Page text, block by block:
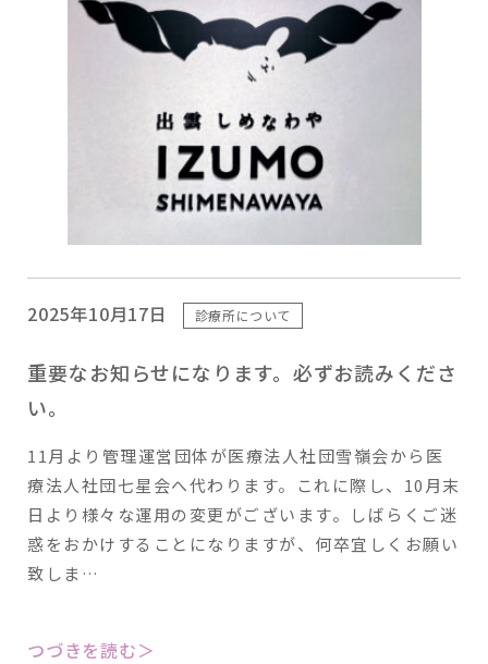
2025年10月17日 診療所について
重要なお知らせになります。必ずお読みくださ
い。
11月より管理運営団体が医療法人社団雪嶺会から医
療法人社団七星会へ代わります。これに際し、10月末
日より様々な運用の変更がございます。しばらくご迷
惑をおかけすることになりますが、何卒宜しくお願い
致しま…
つづきを読む＞